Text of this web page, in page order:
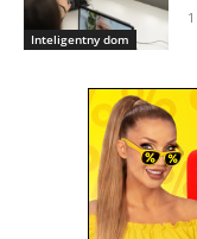
Inteligentny dom